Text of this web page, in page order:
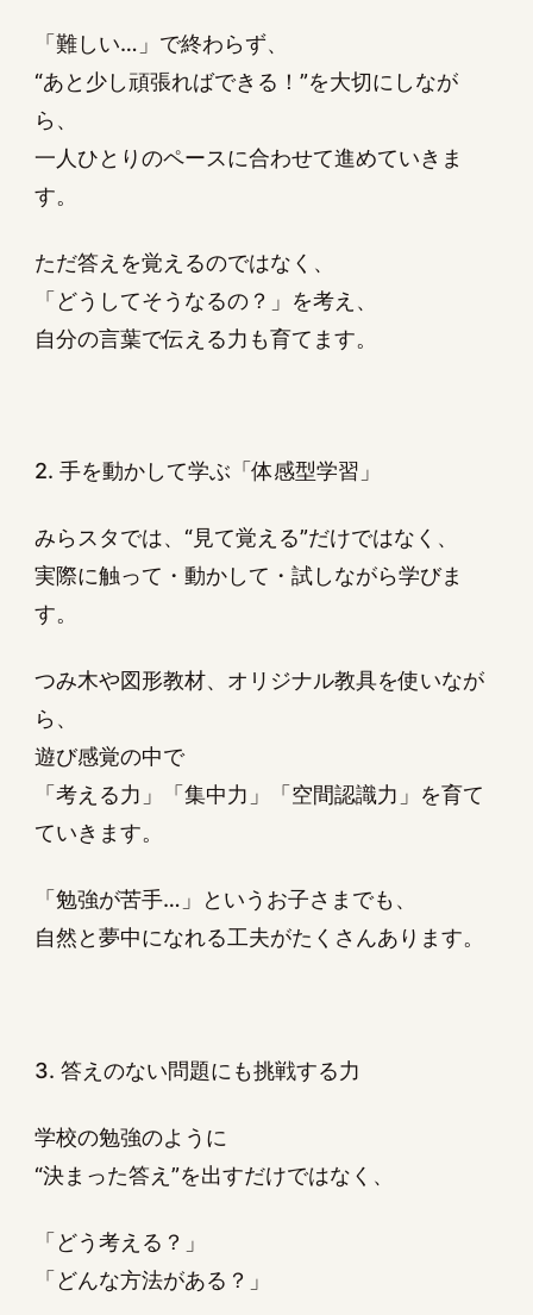
「難しい…」で終わらず、
“あと少し頑張ればできる！”を大切にしなが
ら、
一人ひとりのペースに合わせて進めていきま
す。
ただ答えを覚えるのではなく、
「どうしてそうなるの？」を考え、
自分の言葉で伝える力も育てます。
2. 手を動かして学ぶ「体感型学習」
みらスタでは、“見て覚える”だけではなく、
実際に触って・動かして・試しながら学びま
す。
つみ木や図形教材、オリジナル教具を使いなが
ら、
遊び感覚の中で
「考える力」「集中力」「空間認識力」を育て
ていきます。
「勉強が苦手…」というお子さまでも、
自然と夢中になれる工夫がたくさんあります。
3. 答えのない問題にも挑戦する力
学校の勉強のように
“決まった答え”を出すだけではなく、
「どう考える？」
「どんな方法がある？」